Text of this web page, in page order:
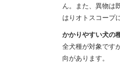
ん。また、異物は
はりオトスコープ
かかりやすい犬の
全犬種が対象です
向があります。